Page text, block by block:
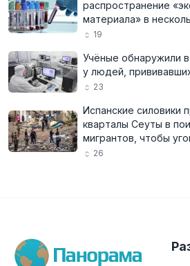
распространение
материала» в
19
Учёные обнаружили
у людей,
23
Испанские силовики
кварталы Сеуты в
мигрантов, чтобы
26